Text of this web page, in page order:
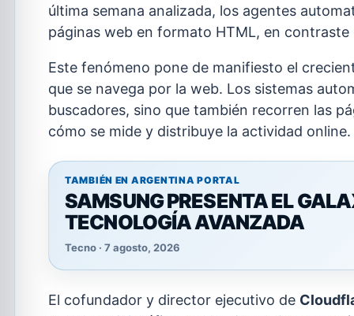
última semana analizada, los agentes
páginas web en formato HTML, en
Este fenómeno pone de manifiesto el
que se navega por la web. Los sistemas
buscadores, sino que también recorren las
cómo se mide y distribuye la actividad online.
TAMBIÉN EN ARGENTINA PORTAL
SAMSUNG PRESENTA EL
TECNOLOGÍA AVANZADA
Tecno · 7 agosto, 2026
El cofundador y director ejecutivo de